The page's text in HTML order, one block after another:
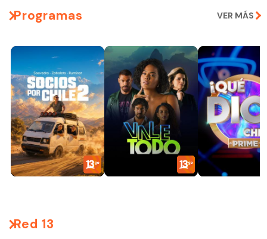
Programas VER MÁS
Red 13